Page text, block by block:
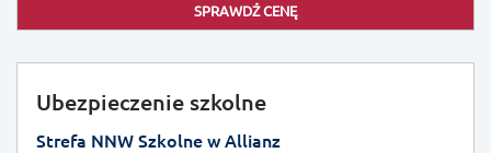
SPRAWDŹ CENĘ
Ubezpieczenie szkolne
Strefa NNW Szkolne w Allianz